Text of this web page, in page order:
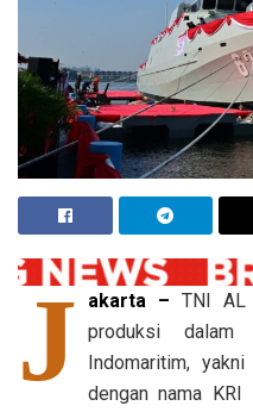
J akarta – TNI AL
produksi
Indomaritim,
dengan nama